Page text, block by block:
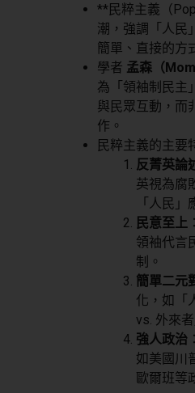
**民粹主義（
潮，強調「人民
簡單、直接的方
學者 孟森（
為「領袖制民主
與民眾互動，而
作。
民粹主義的主要
反菁英論
英視為腐
「人民」
民意至上
領袖代言
制。
簡單二元
化，如「
vs. 外來
強人政治
如美國川
歐爾班等